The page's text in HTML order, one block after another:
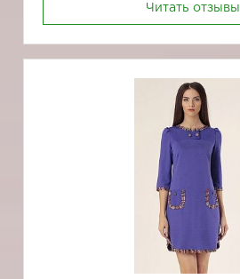
Читать отзывы